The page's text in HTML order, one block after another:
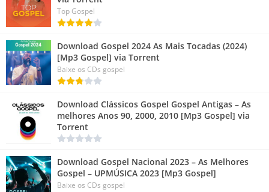
Top Gospel
Download Gospel 2024 As Mais Tocadas (2024)
[Mp3 Gospel] via Torrent
Baixe os CDs gospel
Download Clássicos Gospel Gospel Antigas – As
melhores Anos 90, 2000, 2010 [Mp3 Gospel] via
Torrent
Download Gospel Nacional 2023 – As Melhores
Gospel – UPMÚSICA 2023 [Mp3 Gospel]
Baixe os CDs gospel